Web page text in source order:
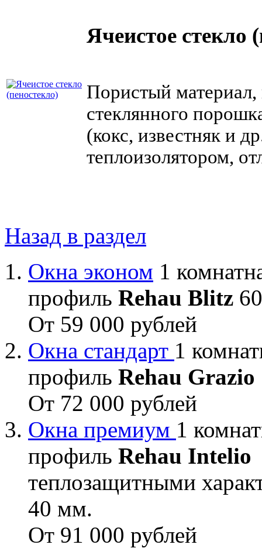
Ячеистое стекло
Пористый
стеклянного
(кокс, известняк и
теплоизолятором,
Назад в раздел
Окна эконом 1
профиль Rehau Blitz
От 59 000 рублей
Окна стандарт 1
профиль Rehau Grazio
От 72 000 рублей
Окна премиум 1
профиль Rehau Intelio
теплозащитными
40 мм.
От 91 000 рублей